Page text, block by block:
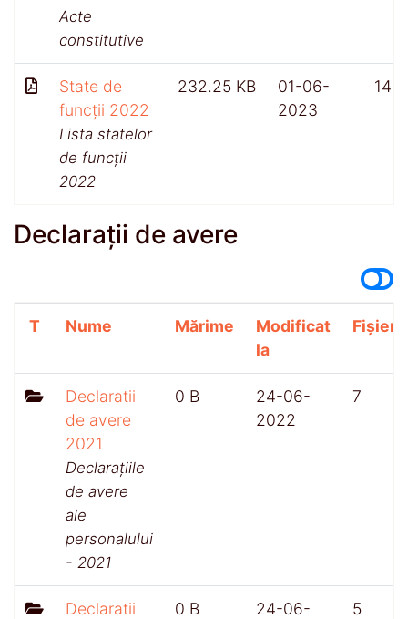
Acte
constitutive
State de
funcții 2022
Lista statelor
de funcții
2022
232.25 KB
01-06-
2023
Declarații de avere
T Nume Mărime
Modificat
la
Fișiere
Declaratii
de avere
2021
Declarațiile
de avere
ale
personalului
- 2021
0 B
24-06-
2022
7
Declaratii
0 B
24-06-
5